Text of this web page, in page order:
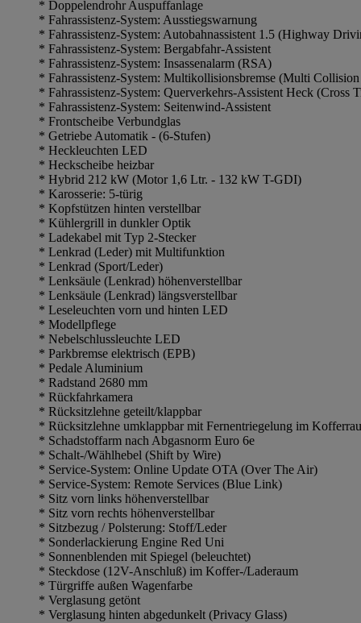
* Doppelendrohr Auspuffanlage
* Fahrassistenz-System: Ausstiegswarnung
* Fahrassistenz-System: Autobahnassistent 1.5 (Highway
* Fahrassistenz-System: Bergabfahr-Assistent
* Fahrassistenz-System: Insassenalarm (RSA)
* Fahrassistenz-System: Multikollisionsbremse (Multi
* Fahrassistenz-System: Querverkehrs-Assistent Heck (Cross
* Fahrassistenz-System: Seitenwind-Assistent
* Frontscheibe Verbundglas
* Getriebe Automatik - (6-Stufen)
* Heckleuchten LED
* Heckscheibe heizbar
* Hybrid 212 kW (Motor 1,6 Ltr. - 132 kW T-GDI)
* Karosserie: 5-türig
* Kopfstützen hinten verstellbar
* Kühlergrill in dunkler Optik
* Ladekabel mit Typ 2-Stecker
* Lenkrad (Leder) mit Multifunktion
* Lenkrad (Sport/Leder)
* Lenksäule (Lenkrad) höhenverstellbar
* Lenksäule (Lenkrad) längsverstellbar
* Leseleuchten vorn und hinten LED
* Modellpflege
* Nebelschlussleuchte LED
* Parkbremse elektrisch (EPB)
* Pedale Aluminium
* Radstand 2680 mm
* Rückfahrkamera
* Rücksitzlehne geteilt/klappbar
* Rücksitzlehne umklappbar mit Fernentriegelung im
* Schadstoffarm nach Abgasnorm Euro 6e
* Schalt-/Wählhebel (Shift by Wire)
* Service-System: Online Update OTA (Over The Air)
* Service-System: Remote Services (Blue Link)
* Sitz vorn links höhenverstellbar
* Sitz vorn rechts höhenverstellbar
* Sitzbezug / Polsterung: Stoff/Leder
* Sonderlackierung Engine Red Uni
* Sonnenblenden mit Spiegel (beleuchtet)
* Steckdose (12V-Anschluß) im Koffer-/Laderaum
* Türgriffe außen Wagenfarbe
* Verglasung getönt
* Verglasung hinten abgedunkelt (Privacy Glass)